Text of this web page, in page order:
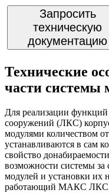
Запросить
техническую
документацию
Технические
части системы
Для реализации
сооружений (ЛКС)
модулями количеством
устанавливаются в сам
свойство
возможности системы
модулей и установки их
работающий МАКС